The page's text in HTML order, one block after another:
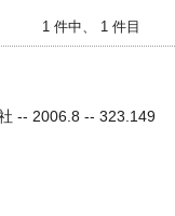
1 件中、 1 件目
-- 2006.8 -- 323.149